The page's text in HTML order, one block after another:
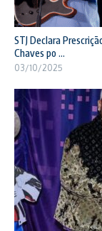
STJ Declara
Chaves po ...
03/10/2025